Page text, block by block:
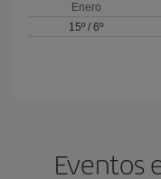
Enero
15º /6º
Eventos